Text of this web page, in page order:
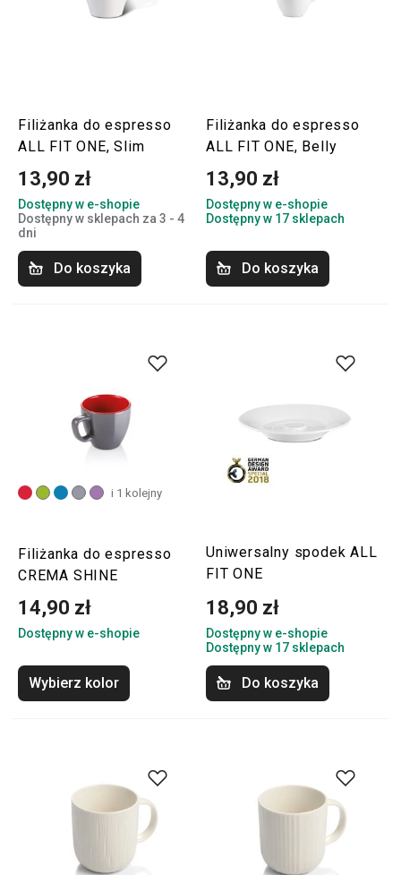
Filiżanka do espresso
ALL FIT ONE, Slim
13,90 zł
Dostępny w e-shopie
Dostępny w sklepach za 3 - 4
dni
Do koszyka
Filiżanka do espresso
ALL FIT ONE, Belly
13,90 zł
Dostępny w e-shopie
Dostępny w 17 sklepach
Do koszyka
i 1 kolejny
Filiżanka do espresso
CREMA SHINE
14,90 zł
Dostępny w e-shopie
Wybierz kolor
Uniwersalny spodek ALL
FIT ONE
18,90 zł
Dostępny w e-shopie
Dostępny w 17 sklepach
Do koszyka